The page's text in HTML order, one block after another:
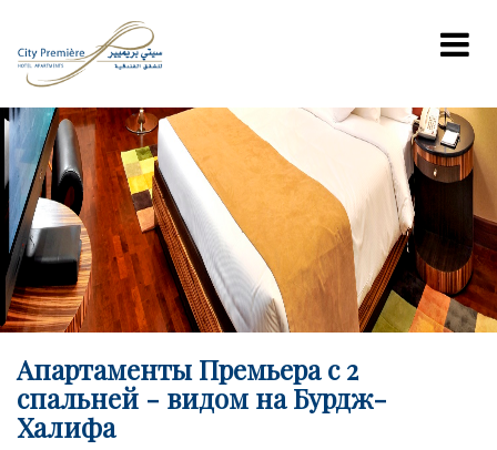
Апартаменты Премьера с 2
спальней - видом на Бурдж-
Халифа